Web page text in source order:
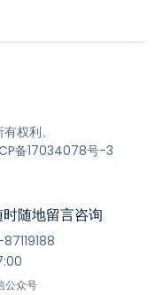
权利。
备17034078号-3
随地留言咨询
公众号